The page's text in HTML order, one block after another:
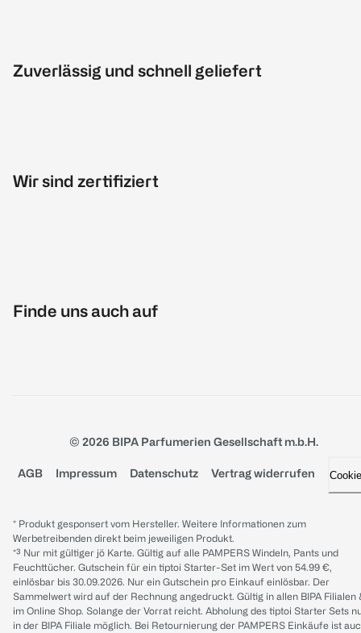
Zuverlässig und schnell geliefert
Wir sind zertifiziert
Finde uns auch auf
© 2026 BIPA Parfumerien Gesellschaft m.b.H.
AGB Impressum Datenschutz Vertrag widerrufen
* Produkt gesponsert vom Hersteller. Weitere Informationen zum
Werbetreibenden direkt beim jeweiligen Produkt.
*³ Nur mit gültiger jö Karte. Gültig auf alle PAMPERS Windeln, Pants und
Feuchttücher. Gutschein für ein tiptoi Starter-Set im Wert von 54.99 €,
einlösbar bis 30.09.2026. Nur ein Gutschein pro Einkauf einlösbar. Der
Sammelwert wird auf der Rechnung angedruckt. Gültig in allen BIPA Filialen
im Online Shop. Solange der Vorrat reicht. Abholung des tiptoi Starter Sets
in der BIPA Filiale möglich. Bei Retournierung der PAMPERS Einkäufe ist